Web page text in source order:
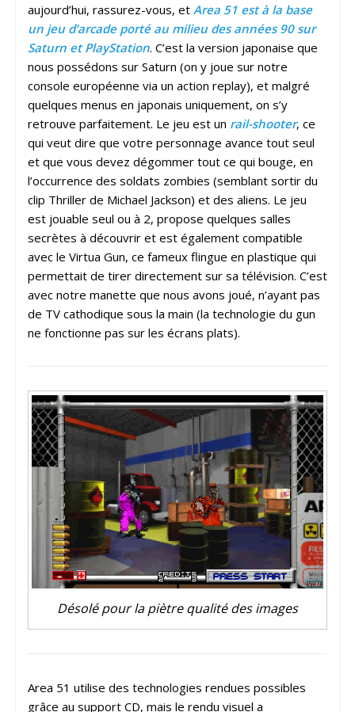
aujourd’hui, rassurez-vous, et Area 51 est à la base
un jeu d’arcade porté au milieu des années 90 sur
Saturn et PlayStation. C’est la version japonaise que
nous possédons sur Saturn (on y joue sur notre
console européenne via un action replay), et malgré
quelques menus en japonais uniquement, on s’y
retrouve parfaitement. Le jeu est un rail-shooter, ce
qui veut dire que votre personnage avance tout seul
et que vous devez dégommer tout ce qui bouge, en
l’occurrence des soldats zombies (semblant sortir du
clip Thriller de Michael Jackson) et des aliens. Le jeu
est jouable seul ou à 2, propose quelques salles
secrètes à découvrir et est également compatible
avec le Virtua Gun, ce fameux flingue en plastique qui
permettait de tirer directement sur sa télévision. C’est
avec notre manette que nous avons joué, n’ayant pas
de TV cathodique sous la main (la technologie du gun
ne fonctionne pas sur les écrans plats).
Désolé pour la piètre qualité des images
Area 51 utilise des technologies rendues possibles
grâce au support CD, mais le rendu visuel a